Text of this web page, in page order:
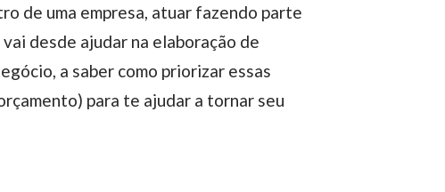
desde ajudar na elaboração de
a saber como priorizar essas
para te ajudar a tornar seu